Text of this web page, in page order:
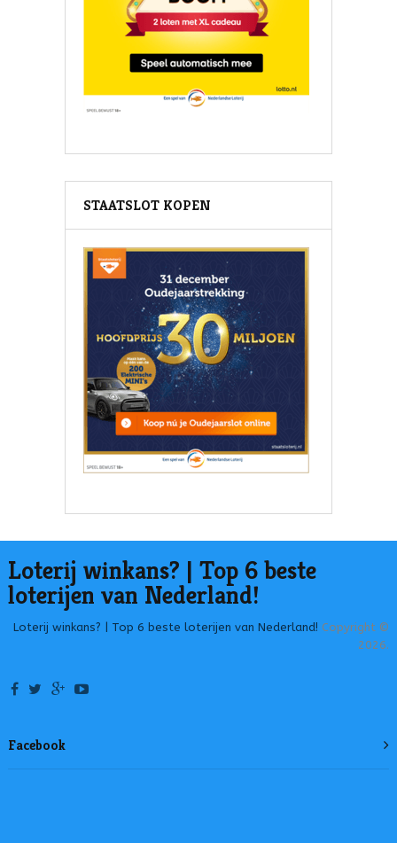
STAATSLOT KOPEN
Loterij winkans? | Top 6 beste
loterijen van Nederland!
Loterij winkans? | Top 6 beste loterijen van Nederland! Copyright ©
2026.
Facebook